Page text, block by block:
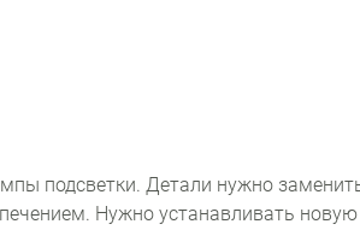
подсветки. Детали нужно
Нужно устанавливать